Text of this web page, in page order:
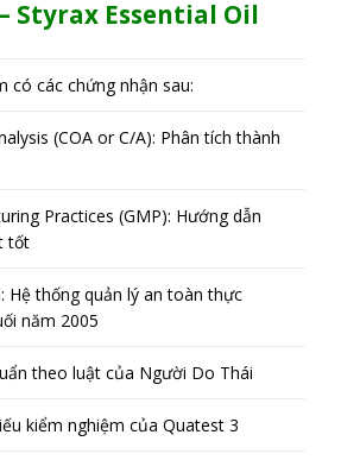
Styrax Essential Oil
có các chứng nhận sau:
(COA or C/A): Phân tích thành
Practices (GMP): Hướng dẫn
tốt
Hệ thống quản lý an toàn thực
năm 2005
theo luật của Người Do Thái
kiểm nghiệm của Quatest 3